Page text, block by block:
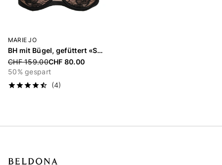
MARIE JO
BH mit Bügel, gefüttert «Sancha»
Price reduced from
CHF 159.00CHF 80.00
50% gespart
(4)